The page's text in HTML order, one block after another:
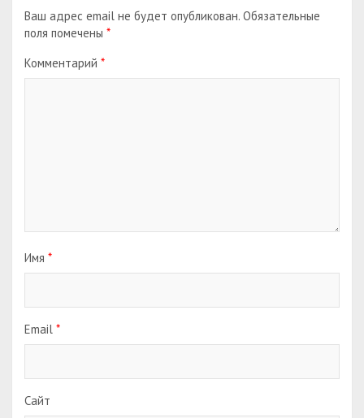
Ваш адрес email не будет опубликован. Обязательные
поля помечены *
Комментарий *
Имя *
Email *
Сайт